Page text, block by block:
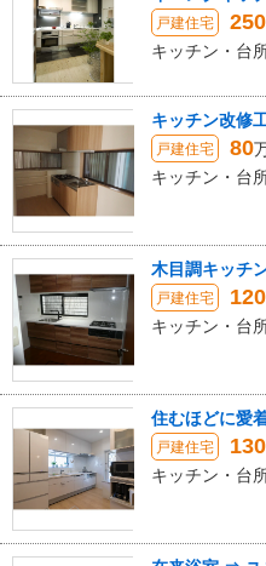
戸建住宅 250
キッチン・台
キッチン改修
戸建住宅 80
キッチン・台
木目調キッチ
戸建住宅 120
キッチン・台
住むほどに愛
戸建住宅 130
キッチン・台